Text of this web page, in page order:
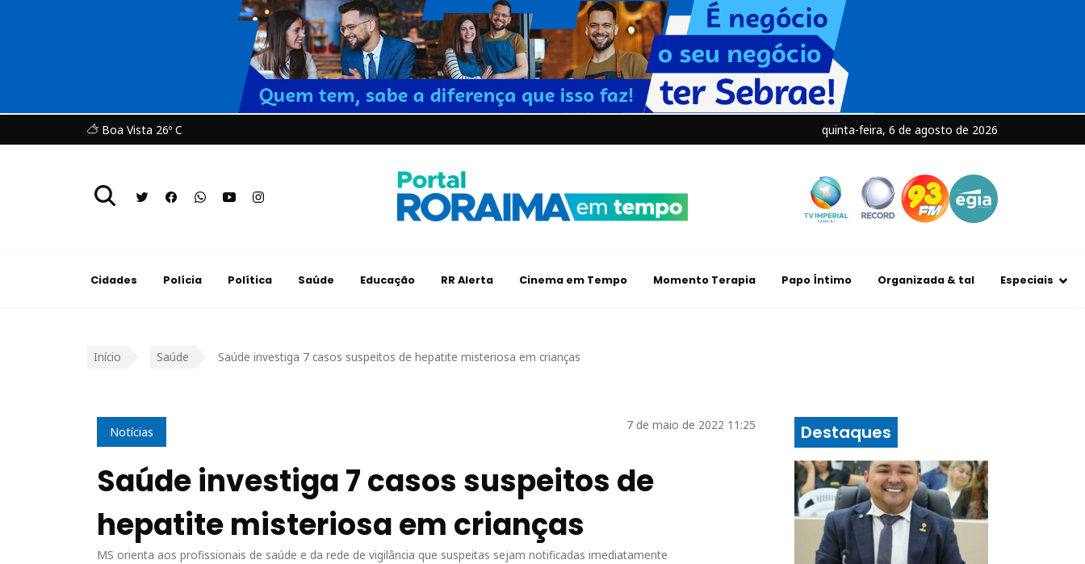
Boa Vista 26º C quinta-feira, 6 de agosto de 2026
Cidades Polícia Política Saúde Educação RR Alerta Cinema em Tempo Momento Terapia Papo Íntimo Organizada & tal Especiais
Início Saúde Saúde investiga 7 casos suspeitos de hepatite misteriosa em crianças
Notícias 7 de maio de 2022 11:25
Saúde investiga 7 casos suspeitos de
hepatite misteriosa em crianças
MS orienta aos profissionais de saúde e da rede de vigilância que suspeitas sejam notificadas imediatamente
Destaques